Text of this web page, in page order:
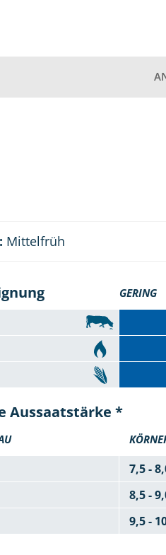
Mittelfrüh
GERING
Aussaatstärke *
7,5 -
8,5 -
9,5 -